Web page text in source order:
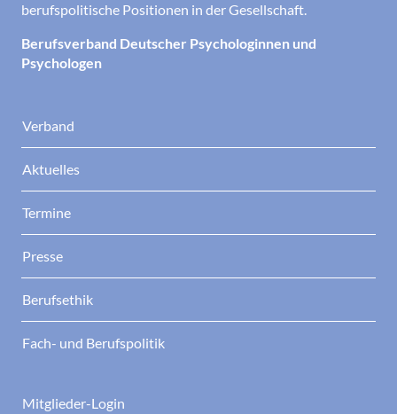
berufspolitische Positionen in der Gesellschaft.
Berufsverband Deutscher Psychologinnen und
Psychologen
Verband
Aktuelles
Termine
Presse
Berufsethik
Fach- und Berufspolitik
Mitglieder-Login